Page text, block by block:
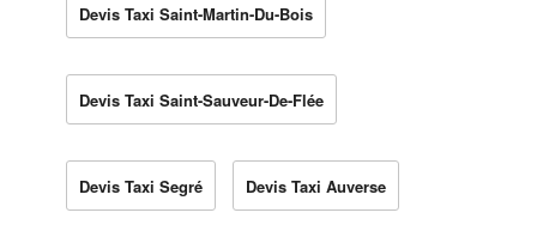
Devis Taxi Saint-Martin-Du-Bois
Devis Taxi Saint-Sauveur-De-Flée
Devis Taxi Segré Devis Taxi Auverse